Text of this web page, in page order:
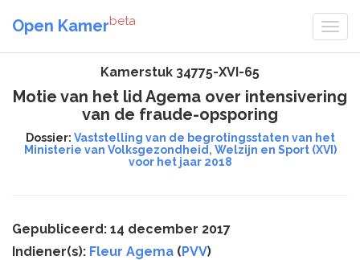
Open Kamerbeta
Kamerstuk 34775-XVI-65
Motie van het lid Agema over intensivering
van de fraude-opsporing
Dossier: Vaststelling van de begrotingsstaten van het
Ministerie van Volksgezondheid, Welzijn en Sport (XVI)
voor het jaar 2018
Gepubliceerd: 14 december 2017
Indiener(s): Fleur Agema (PVV)